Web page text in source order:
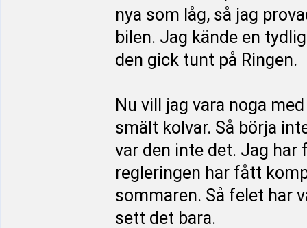
nya som låg, så jag
bilen. Jag kände en
den gick tunt på Ringen.
Nu vill jag vara noga
smält kolvar. Så börja
var den inte det. Jag
regleringen har fått
sommaren. Så felet har
sett det bara.